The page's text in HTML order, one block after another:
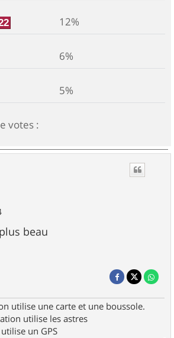
12%
6%
5%
votes :
beau
utilise une carte et une boussole.
utilise les astres
un GPS